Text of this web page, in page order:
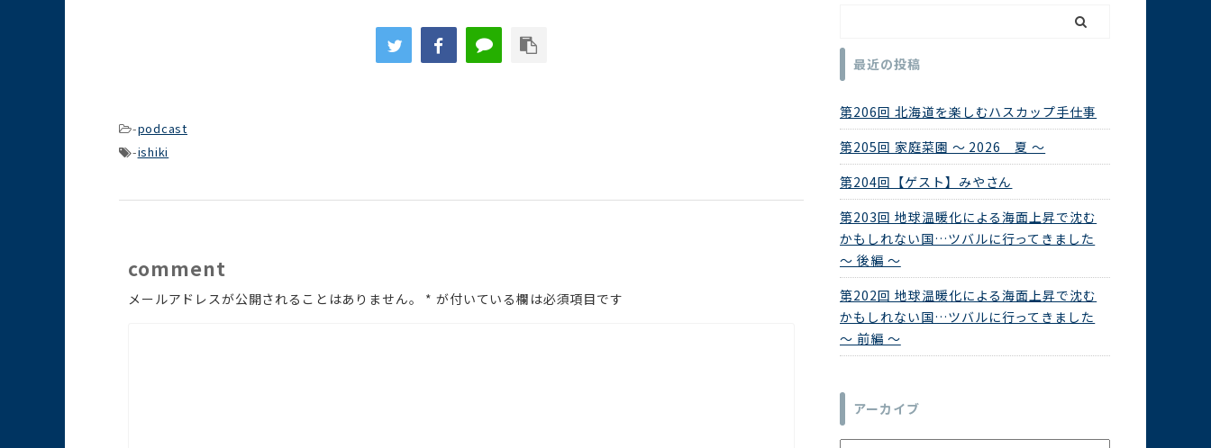
-podcast
-ishiki
comment
メールアドレスが公開されることはありません。 * が付いている欄は必須項目です
最近の投稿
第206回 北海道を楽しむハスカップ手仕事
第205回 家庭菜園 ～ 2026 夏 ～
第204回【ゲスト】みやさん
第203回 地球温暖化による海面上昇で沈む
かもしれない国…ツバルに行ってきました
～ 後編 ～
第202回 地球温暖化による海面上昇で沈む
かもしれない国…ツバルに行ってきました
～ 前編 ～
アーカイブ